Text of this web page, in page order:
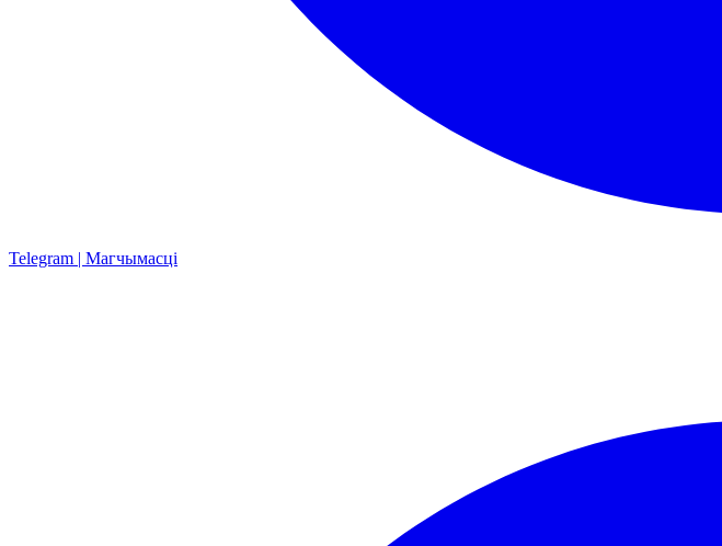
Telegram | Магчымасці